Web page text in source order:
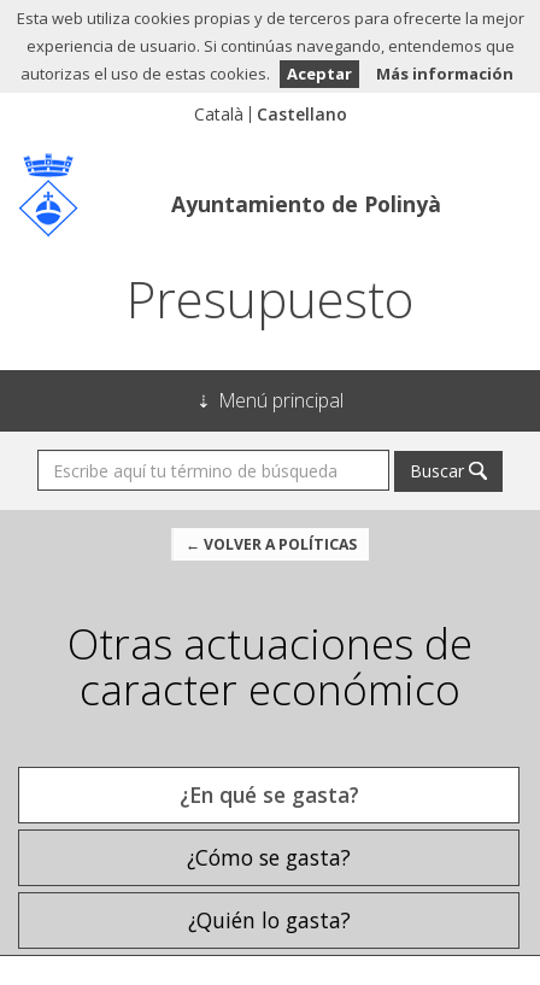
Esta web utiliza cookies propias y de terceros para ofrecerte la mejor
experiencia de usuario. Si continúas navegando, entendemos que
autorizas el uso de estas cookies.
Aceptar Más información
Ayuntamiento de Polinyà
Presupuesto
Menú principal
Buscar
← VOLVER A POLÍTICAS
Otras actuaciones de
caracter económico
¿En qué se gasta?
¿Cómo se gasta?
¿Quién lo gasta?